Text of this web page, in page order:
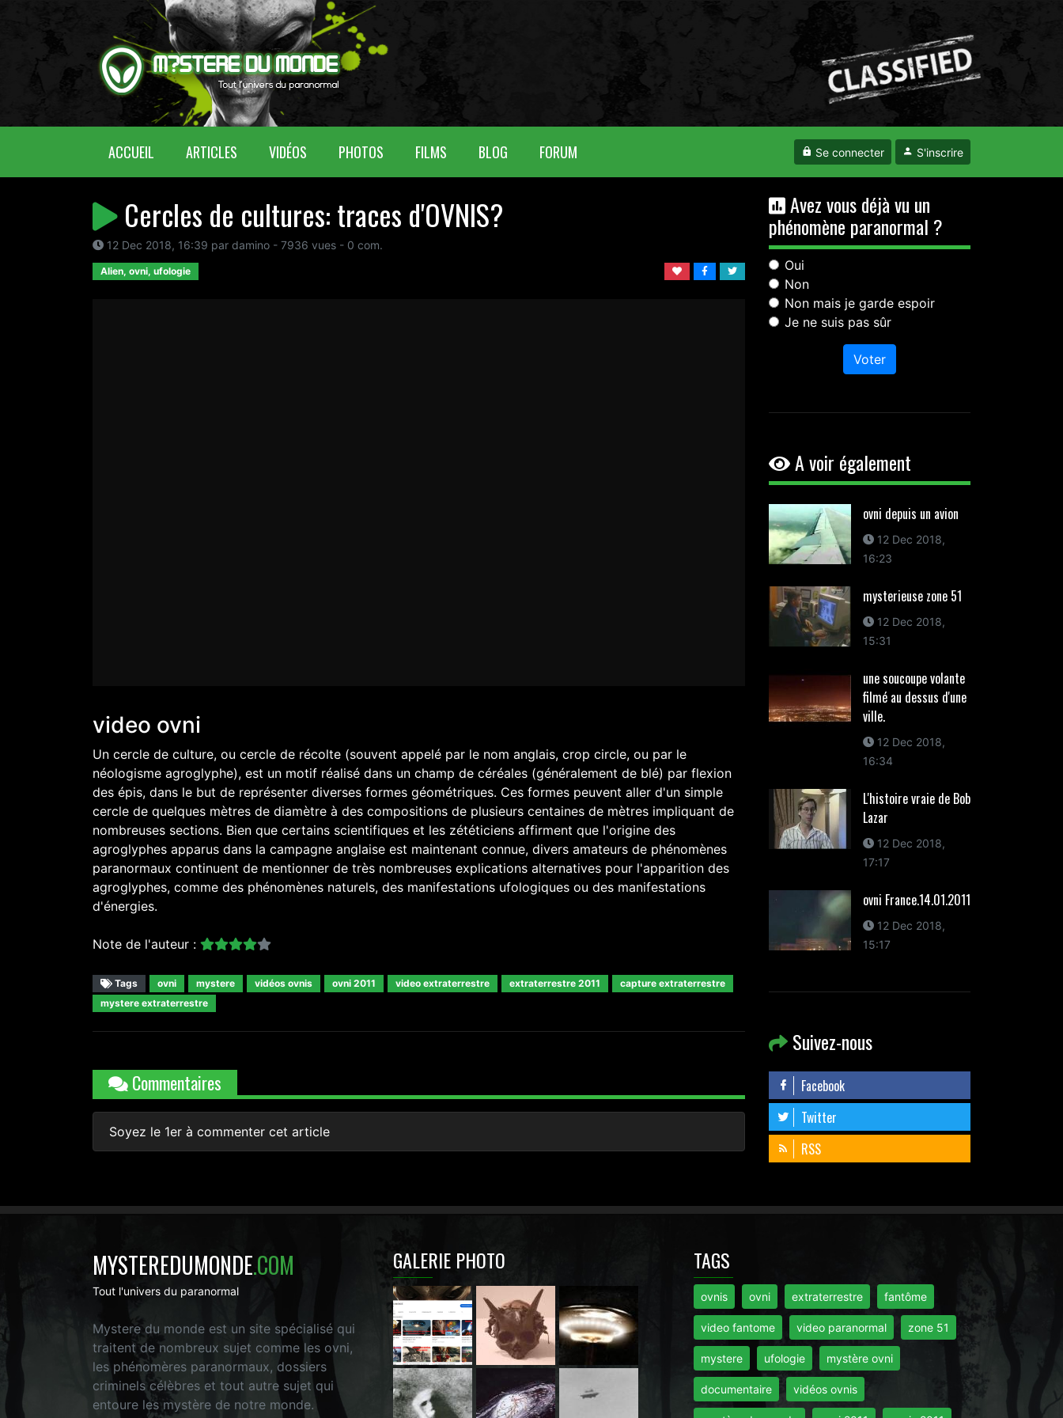
ACCUEIL (CURRENT)ARTICLES VIDÉOS PHOTOS FILMS BLOG FORUM Se connecter S'inscrire
Cercles de cultures: traces d'OVNIS?
12 Dec 2018, 16:39 par damino - 7936 vues - 0 com.
Alien, ovni, ufologie
video ovni
Un cercle de culture, ou cercle de récolte (souvent appelé par le nom anglais, crop circle, ou par le
néologisme agroglyphe), est un motif réalisé dans un champ de céréales (généralement de blé) par flexion
des épis, dans le but de représenter diverses formes géométriques. Ces formes peuvent aller d'un simple
cercle de quelques mètres de diamètre à des compositions de plusieurs centaines de mètres impliquant de
nombreuses sections. Bien que certains scientifiques et les zététiciens affirment que l'origine des
agroglyphes apparus dans la campagne anglaise est maintenant connue, divers amateurs de phénomènes
paranormaux continuent de mentionner de très nombreuses explications alternatives pour l'apparition des
agroglyphes, comme des phénomènes naturels, des manifestations ufologiques ou des manifestations
d'énergies.
Note de l'auteur :
Tags ovni mystere vidéos ovnis ovni 2011 video extraterrestre extraterrestre 2011
capture extraterrestre
mystere extraterrestre
Commentaires
Soyez le 1er à commenter cet article
Avez vous déjà vu un
phénomène paranormal ?
Oui
Non
Non mais je garde espoir
Je ne suis pas sûr
Voter
A voir également
ovni depuis un avion
12 Dec 2018,
16:23
mysterieuse zone 51
12 Dec 2018,
15:31
une soucoupe volante
filmé au dessus d'une
ville.
12 Dec 2018,
16:34
L'histoire vraie de Bob
Lazar
12 Dec 2018,
17:17
ovni France.14.01.2011
12 Dec 2018,
15:17
Suivez-nous
Facebook
Twitter
RSS
MYSTEREDUMONDE.COM
Tout l'univers du paranormal
Mystere du monde est un site spécialisé qui
traitent de nombreux sujet comme les ovni,
les phénomères paranormaux, dossiers
criminels célèbres et tout autre sujet qui
entoure les mystère de notre monde.
GALERIE PHOTO TAGS
ovnis ovni extraterrestre fantôme
video fantome video paranormal zone 51
mystere ufologie mystère ovni
documentaire vidéos ovnis